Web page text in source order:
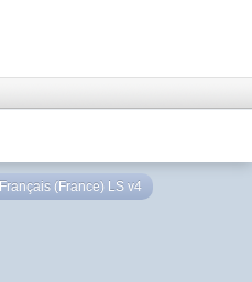
Français (France) LS v4